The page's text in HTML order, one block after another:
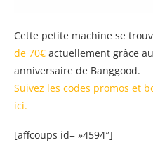
Cette petite machine se
de 70€ actuellement grâce
anniversaire de Banggood.
Suivez les codes promos et
ici.
[affcoups id= »4594″]